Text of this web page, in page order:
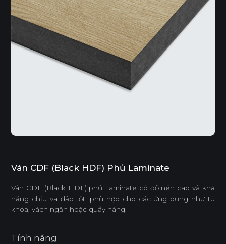
Ván CDF (Black HDF) Phủ Laminate
Ván CDF (Black HDF) phủ Laminate có độ nén cao và khả
năng chịu va đập tốt, phù hợp cho các ứng dụng như tủ
khóa, vách ngăn hoặc quầy hàng.
Tính năng